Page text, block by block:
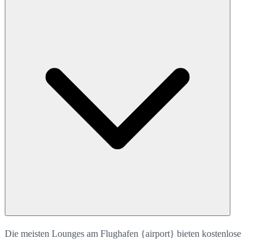
Die meisten Lounges am Flughafen {airport} bieten kostenlose